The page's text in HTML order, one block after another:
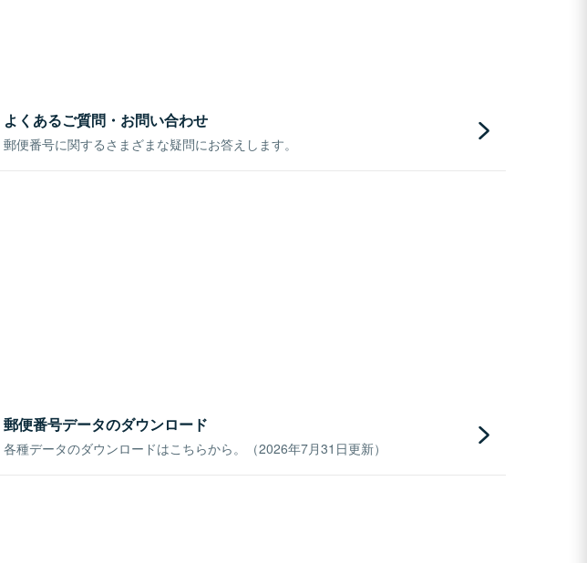
よくあるご質問・お問い合わせ
郵便番号に関するさまざまな疑問にお答えします。
郵便番号データのダウンロード
各種データのダウンロードはこちらから。（2026年7月31日更新）